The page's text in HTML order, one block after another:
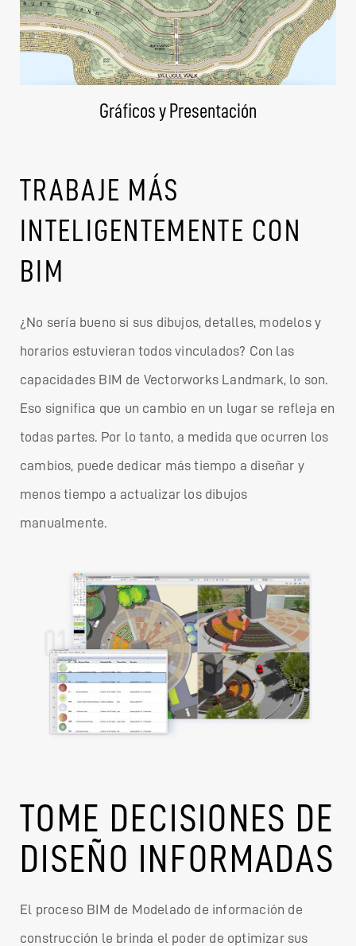
Gráficos y Presentación
TRABAJE MÁS
INTELIGENTEMENTE CON
BIM
¿No sería bueno si sus dibujos, detalles, modelos y
horarios estuvieran todos vinculados? Con las
capacidades BIM de Vectorworks Landmark, lo son.
Eso significa que un cambio en un lugar se refleja en
todas partes. Por lo tanto, a medida que ocurren los
cambios, puede dedicar más tiempo a diseñar y
menos tiempo a actualizar los dibujos
manualmente.
TOME DECISIONES DE
DISEÑO INFORMADAS
El proceso BIM de Modelado de información de
construcción le brinda el poder de optimizar sus